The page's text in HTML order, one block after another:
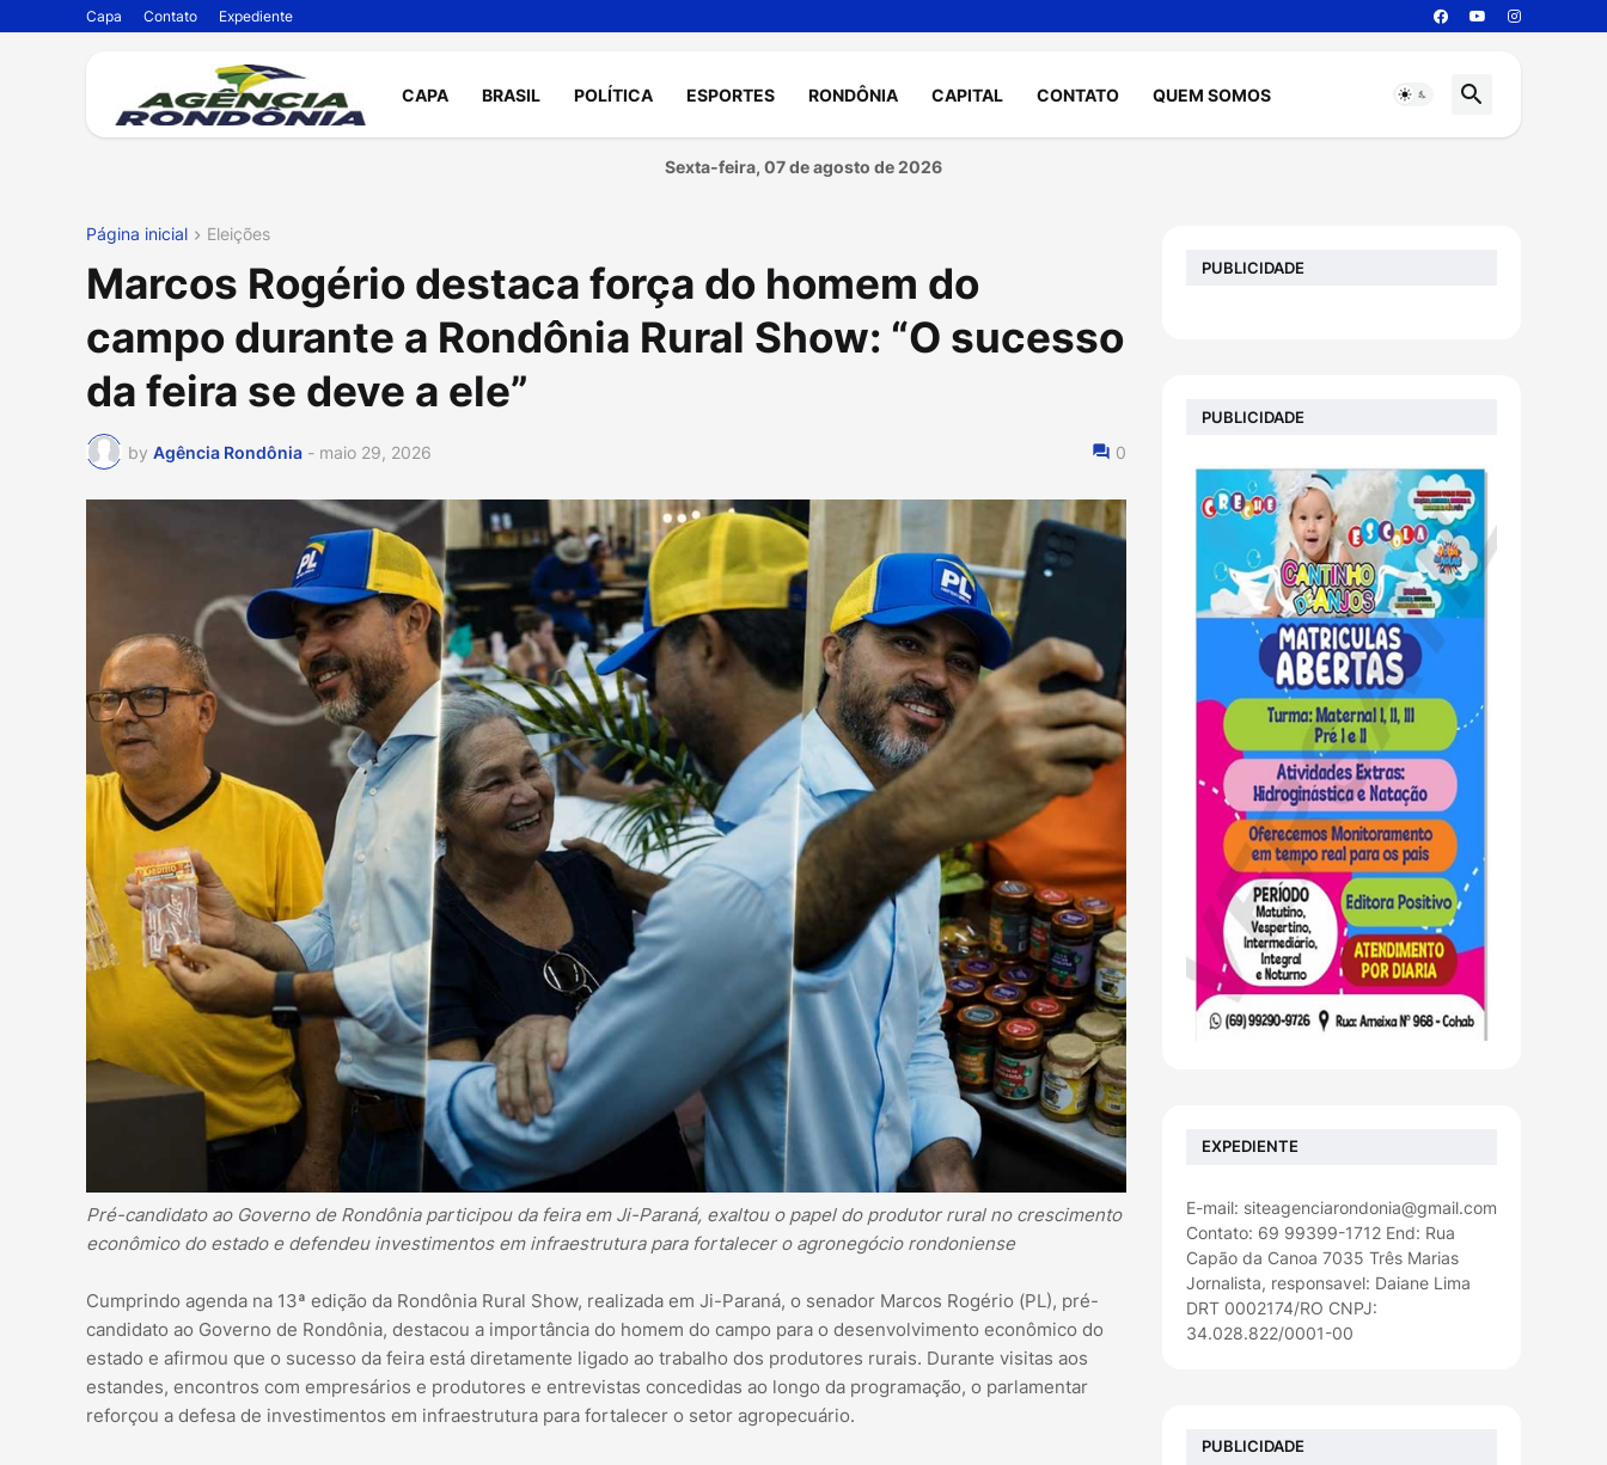
Capa Contato Expediente
CAPA BRASIL POLÍTICA ESPORTES RONDÔNIA CAPITAL CONTATO QUEM SOMOS
Sexta-feira, 07 de agosto de 2026
Página inicial Eleições
Marcos Rogério destaca força do homem do
campo durante a Rondônia Rural Show: “O sucesso
da feira se deve a ele”
by Agência Rondônia - maio 29, 2026 0
Pré-candidato ao Governo de Rondônia participou da feira em Ji-Paraná, exaltou o papel do produtor rural no crescimento
econômico do estado e defendeu investimentos em infraestrutura para fortalecer o agronegócio rondoniense
Cumprindo agenda na 13ª edição da Rondônia Rural Show, realizada em Ji-Paraná, o senador Marcos Rogério (PL), pré-
candidato ao Governo de Rondônia, destacou a importância do homem do campo para o desenvolvimento econômico do
estado e afirmou que o sucesso da feira está diretamente ligado ao trabalho dos produtores rurais. Durante visitas aos
estandes, encontros com empresários e produtores e entrevistas concedidas ao longo da programação, o parlamentar
reforçou a defesa de investimentos em infraestrutura para fortalecer o setor agropecuário.
PUBLICIDADE
PUBLICIDADE
EXPEDIENTE
E-mail: siteagenciarondonia@gmail.com
Contato: 69 99399-1712 End: Rua
Capão da Canoa 7035 Três Marias
Jornalista, responsavel: Daiane Lima
DRT 0002174/RO CNPJ:
34.028.822/0001-00
PUBLICIDADE